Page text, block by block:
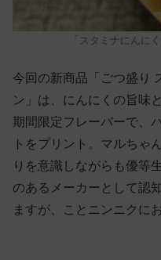
「スタミナにんに
今回の新商品「ごつ盛り
ン」は、にんにくの旨味
期間限定フレーバーで、
トをプリント。マルちゃ
りを意識しながらも優等
のあるメーカーとして認
ますが、ことニンニクに